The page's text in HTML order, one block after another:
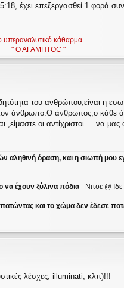
έχει επεξεργασθεί 1 φορά
υπεραναλυτικό κάθαρμα
" Ο ΑΓΑΜΗΤΟC "
του ανθρώπου,είναι η
άνθρωπο.Ο άνθρωπος,ο κάθε
οι αντίχριστοι ....να
αληθινή όραση, και η σιωπή μου
να έχουν ξύλινα πόδια - Νιτσε @
και το χώμα δεν έδεσε
λέσχες, illuminati, κλπ)!!!